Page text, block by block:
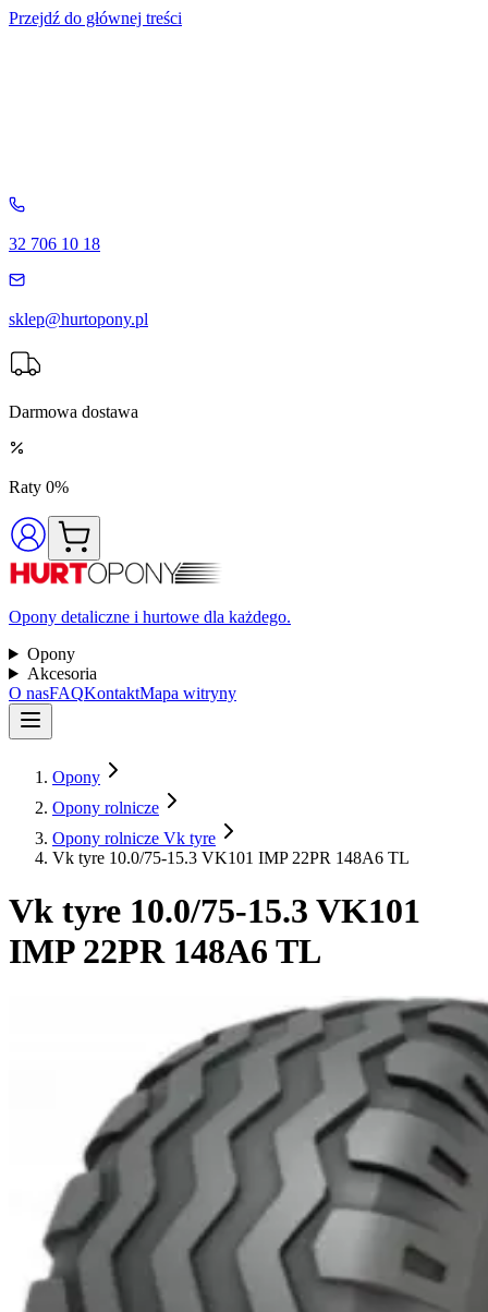
Przejdź do głównej treści
32 706 10 18
sklep@hurtopony.pl
Darmowa dostawa
Raty 0%
Opony detaliczne i hurtowe dla każdego.
Opony
Akcesoria
O nasFAQKontaktMapa witryny
Opony
Opony rolnicze
Opony rolnicze Vk tyre
Vk tyre 10.0/75-15.3 VK101 IMP 22PR 148A6 TL
Vk tyre 10.0/75-15.3 VK101
IMP 22PR 148A6 TL